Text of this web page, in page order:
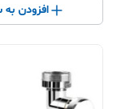
افزودن